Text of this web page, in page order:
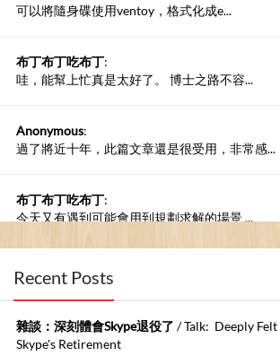
可以將隨身碟使用ventoy，格式化成e...
布丁布丁吃布丁:
哇，能幫上忙真是太好了。 博士之路不容...
Anonymous:
過了將近十年，此篇文章還是很受用，非常感...
布丁布丁吃布丁:
今天又有遇到可能會用到規劃求解的場景 ...
布丁布丁吃布丁
kage好像也可以下載整個網站 感謝分享
Anonymous:
https://github.com/t...
Recent Posts
雜談：深刻體會Skype退役了 / Talk: Deeply Felt
Skype's Retirement